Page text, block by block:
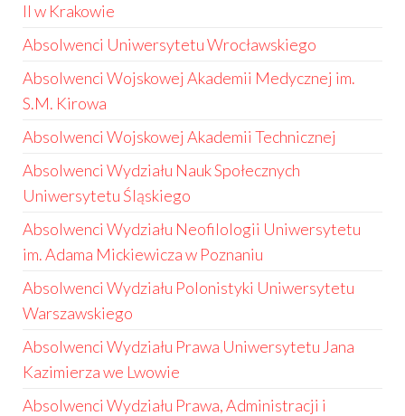
II w Krakowie
Absolwenci Uniwersytetu Wrocławskiego
Absolwenci Wojskowej Akademii Medycznej im.
S.M. Kirowa
Absolwenci Wojskowej Akademii Technicznej
Absolwenci Wydziału Nauk Społecznych
Uniwersytetu Śląskiego
Absolwenci Wydziału Neofilologii Uniwersytetu
im. Adama Mickiewicza w Poznaniu
Absolwenci Wydziału Polonistyki Uniwersytetu
Warszawskiego
Absolwenci Wydziału Prawa Uniwersytetu Jana
Kazimierza we Lwowie
Absolwenci Wydziału Prawa, Administracji i